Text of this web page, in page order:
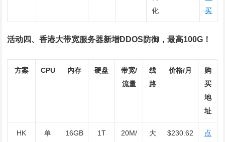
化
买
活动四、香港大带宽服务器新增DDOS防御，最高100G！
方案 CPU 内存 硬盘
带宽/
流量
线
路
价格/月
购
买
地
址
HK
单
16GB
1T
20M/
大
$230.62
点